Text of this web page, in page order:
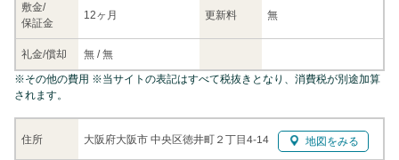
敷金/
保証金
12ヶ月 更新料 無
礼金/償却 無 /無
住所 大阪府大阪市 中央区徳井町２丁目4-14 地図をみる
※その他の費用 ※当サイトの表記はすべて税抜きとなり、消費税が別途加算
されます。